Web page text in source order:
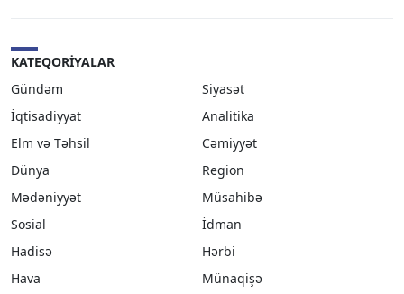
KATEQORIYALAR
Gündəm
Siyasət
İqtisadiyyat
Analitika
Elm və Təhsil
Cəmiyyət
Dünya
Region
Mədəniyyət
Müsahibə
Sosial
İdman
Hadisə
Hərbi
Hava
Münaqişə